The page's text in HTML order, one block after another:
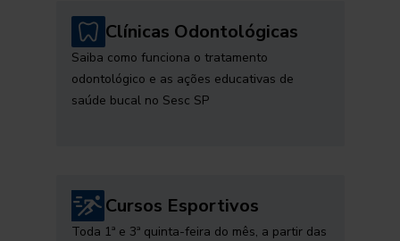
Clínicas Odontológicas
Saiba como funciona o tratamento
odontológico e as ações educativas de
saúde bucal no Sesc SP
Cursos Esportivos
Toda 1ª e 3ª quinta-feira do mês, a partir das